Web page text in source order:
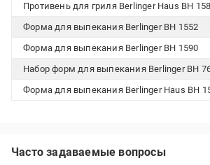
Противень для гриля Berlinger Haus BH
Форма для выпекания Berlinger BH 1552
Форма для выпекания Berlinger BH 1590
Набор форм для выпекания Berlinger BH
Форма для выпекания Berlinger Haus BH
Часто задаваемые вопросы